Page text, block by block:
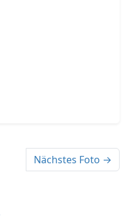
Nächstes Foto →